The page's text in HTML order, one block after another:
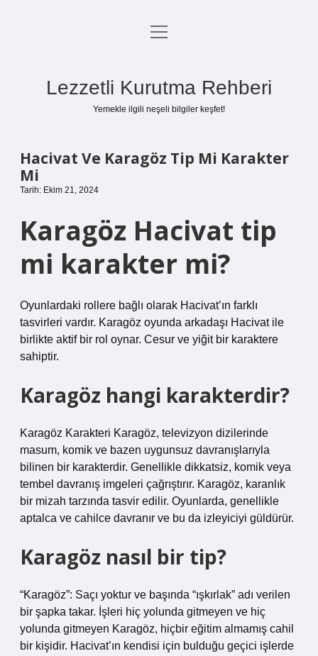
Anasayfa
menüyü
Lezzetli Kurutma Rehberi
Yemekle ilgili neşeli bilgiler keşfet!
Hacivat Ve Karagöz Tip Mi Karakter
Mi
Tarih: Ekim 21, 2024
Karagöz Hacivat tip
mi karakter mi?
Oyunlardaki rollere bağlı olarak Hacivat’ın farklı
tasvirleri vardır. Karagöz oyunda arkadaşı Hacivat ile
birlikte aktif bir rol oynar. Cesur ve yiğit bir karaktere
sahiptir.
Karagöz hangi karakterdir?
Karagöz Karakteri Karagöz, televizyon dizilerinde
masum, komik ve bazen uygunsuz davranışlarıyla
bilinen bir karakterdir. Genellikle dikkatsiz, komik veya
tembel davranış imgeleri çağrıştırır. Karagöz, karanlık
bir mizah tarzında tasvir edilir. Oyunlarda, genellikle
aptalca ve cahilce davranır ve bu da izleyiciyi güldürür.
Karagöz nasıl bir tip?
“Karagöz”: Saçı yoktur ve başında “ışkırlak” adı verilen
bir şapka takar. İşleri hiç yolunda gitmeyen ve hiç
yolunda gitmeyen Karagöz, hiçbir eğitim almamış cahil
bir kişidir. Hacivat’ın kendisi için bulduğu geçici işlerde